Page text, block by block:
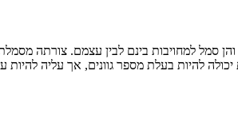
והן סמל למחויבות בינם לבין עצמם. צורתה
להיות בעלת מספר גוונים, אך עליה